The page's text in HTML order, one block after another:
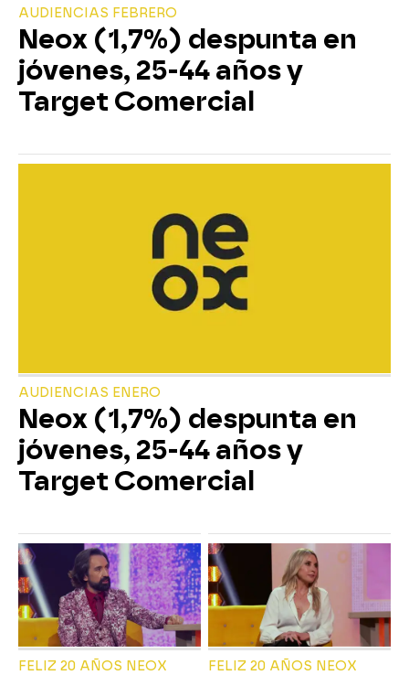
AUDIENCIAS FEBRERO
Neox (1,7%) despunta en
jóvenes, 25-44 años y
Target Comercial
AUDIENCIAS ENERO
Neox (1,7%) despunta en
jóvenes, 25-44 años y
Target Comercial
FELIZ 20 AÑOS NEOX FELIZ 20 AÑOS NEOX